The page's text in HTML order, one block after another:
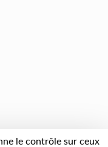
le contrôle sur ceux